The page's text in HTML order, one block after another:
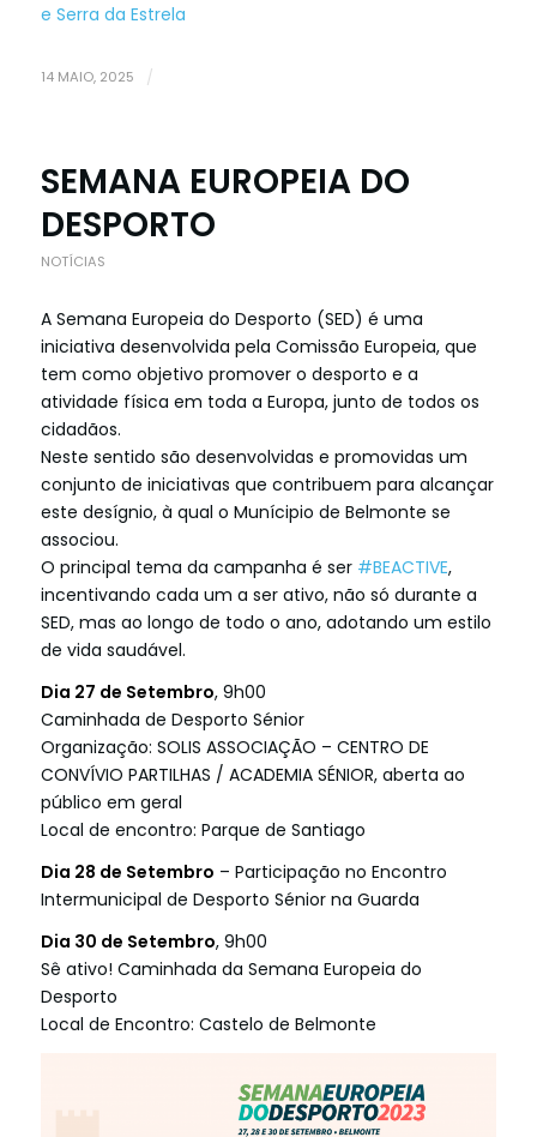
e Serra da Estrela
14 MAIO, 2025 /
SEMANA EUROPEIA DO
DESPORTO
NOTÍCIAS
A Semana Europeia do Desporto (SED) é uma
iniciativa desenvolvida pela Comissão Europeia, que
tem como objetivo promover o desporto e a
atividade física em toda a Europa, junto de todos os
cidadãos.
Neste sentido são desenvolvidas e promovidas um
conjunto de iniciativas que contribuem para alcançar
este desígnio, à qual o Munícipio de Belmonte se
associou.
O principal tema da campanha é ser #BEACTIVE,
incentivando cada um a ser ativo, não só durante a
SED, mas ao longo de todo o ano, adotando um estilo
de vida saudável.
Dia 27 de Setembro, 9h00
Caminhada de Desporto Sénior
Organização: SOLIS ASSOCIAÇÃO – CENTRO DE
CONVÍVIO PARTILHAS / ACADEMIA SÉNIOR, aberta ao
público em geral
Local de encontro: Parque de Santiago
Dia 28 de Setembro – Participação no Encontro
Intermunicipal de Desporto Sénior na Guarda
Dia 30 de Setembro, 9h00
Sê ativo! Caminhada da Semana Europeia do
Desporto
Local de Encontro: Castelo de Belmonte